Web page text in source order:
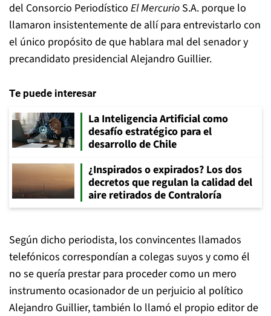
del Consorcio Periodístico El Mercurio S.A. porque lo
llamaron insistentemente de allí para entrevistarlo con
el único propósito de que hablara mal del senador y
precandidato presidencial Alejandro Guillier.
Te puede interesar
La Inteligencia Artificial como
desafío estratégico para el
desarrollo de Chile
¿Inspirados o expirados? Los dos
decretos que regulan la calidad del
aire retirados de Contraloría
Según dicho periodista, los convincentes llamados
telefónicos correspondían a colegas suyos y como él
no se quería prestar para proceder como un mero
instrumento ocasionador de un perjuicio al político
Alejandro Guillier, también lo llamó el propio editor de